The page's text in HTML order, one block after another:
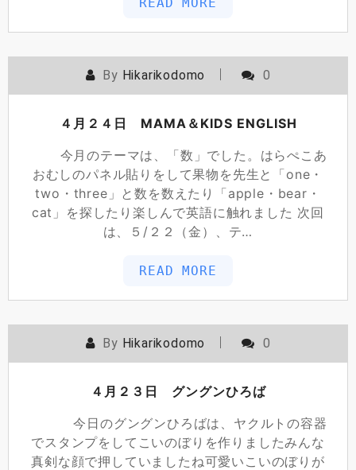
By Hikarikodomo 0
４月２４日 MAMA＆KIDS ENGLISH
今月のテーマは、「数」でした。はらぺこあ
おむしのパネル貼りをして果物を先生と「one・
two・three」と数を数えたり「apple・bear・
cat」を探したり楽しんで英語に触れました 次回
は、５/２２（金）、テ…
READ MORE
By Hikarikodomo 0
４月２３日 グングンひろば
今日のグングンひろばは、ヤクルトの容器
でスタンプをしてこいのぼりを作りましたみんな
真剣な顔で押していましたね可愛いこいのぼりが